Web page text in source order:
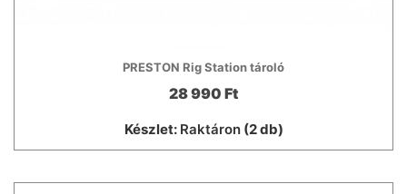
PRESTON Rig Station tároló
28 990 Ft
Készlet: Raktáron(2 db)